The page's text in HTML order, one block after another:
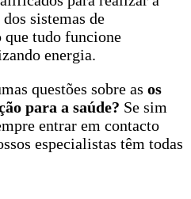
sistemas de
tudo funcione
energia.
questões sobre as os
para a saúde? Se sim
entrar em contacto
especialistas têm todas